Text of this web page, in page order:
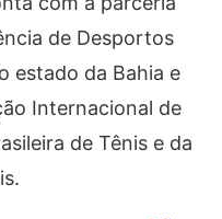
de Desportos
estado da Bahia e
Internacional de
de Tênis e da